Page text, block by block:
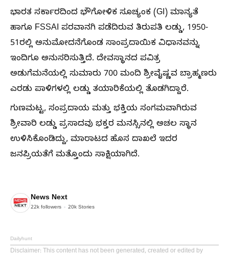
ಭಾರತ ಸರ್ಕಾರದಿಂದ ಭೌಗೋಳಿಕ ಸೂಚ್ಯಂಕ (GI) ಮಾನ್ಯತೆ
ಹಾಗೂ FSSAI ಪರವಾನಗಿ ಪಡೆದಿರುವ ತಿರುಪತಿ ಲಡ್ಡು, 1950-
51ರಲ್ಲಿ ಅನುಮೋದನೆಗೊಂಡ ಸಾಂಪ್ರದಾಯಿಕ ವಿಧಾನವನ್ನು
ಇಂದಿಗೂ ಅನುಸರಿಸುತ್ತಿದೆ. ದೇವಸ್ಥಾನದ ಪವಿತ್ರ
ಅಡುಗೆಮನೆಯಲ್ಲಿ ಸುಮಾರು 700 ಮಂದಿ ಶ್ರೀವೈಷ್ಣವ ಬ್ರಾಹ್ಮಣರು
ಎರಡು ಪಾಳಿಗಳಲ್ಲಿ ಲಡ್ಡು ತಯಾರಿಕೆಯಲ್ಲಿ ತೊಡಗಿದ್ದಾರೆ.
ಗುಣಮಟ್ಟ, ಸಂಪ್ರದಾಯ ಮತ್ತು ಭಕ್ತಿಯ ಸಂಗಮವಾಗಿರುವ
ಶ್ರೀವಾರಿ ಲಡ್ಡು ಪ್ರಸಾದವು ಭಕ್ತರ ಮನಸ್ಸಿನಲ್ಲಿ ಅಚಲ ಸ್ಥಾನ
ಉಳಿಸಿಕೊಂಡಿದ್ದು, ಮಾರಾಟದ ಹೊಸ ದಾಖಲೆ ಇದರ
ಜನಪ್ರಿಯತೆಗೆ ಮತ್ತೊಂದು ಸಾಕ್ಷಿಯಾಗಿದೆ.
News Next
22k followers 20k Stories
Dailyhunt
Disclaimer: This content has not been generated, created or edited by